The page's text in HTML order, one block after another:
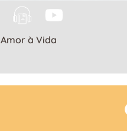
Amor à Vida